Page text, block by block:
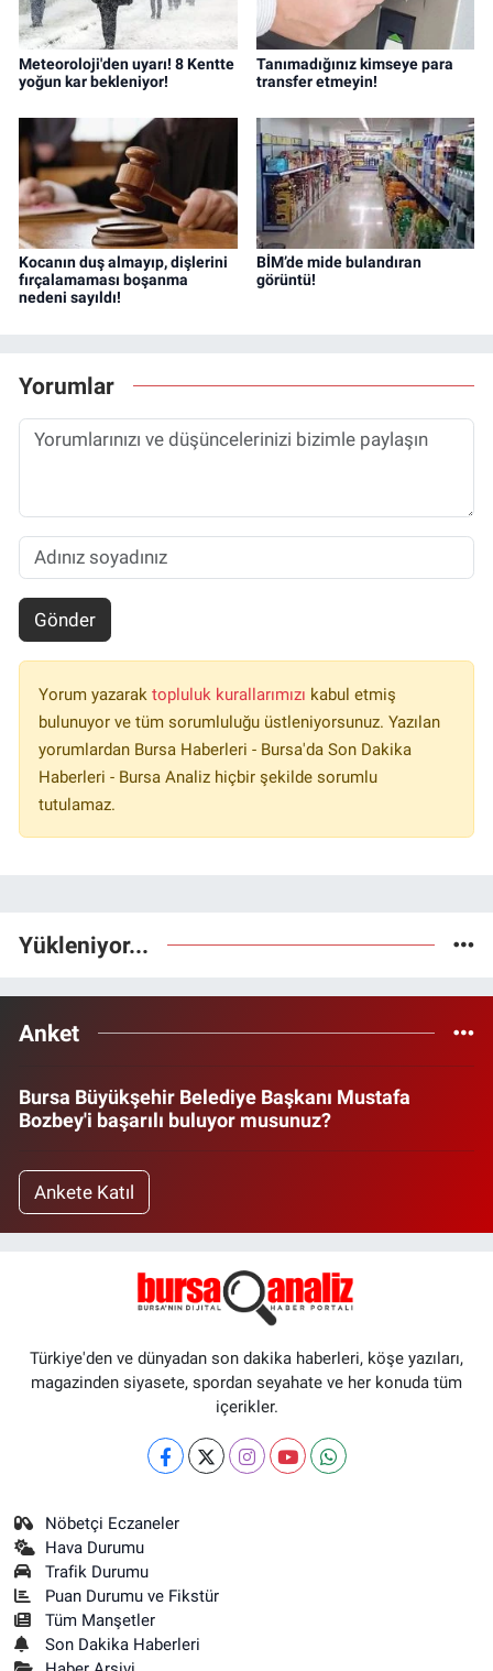
Meteoroloji'den uyarı! 8 Kentte
yoğun kar bekleniyor!
Tanımadığınız kimseye para
transfer etmeyin!
Kocanın duş almayıp, dişlerini
fırçalamaması boşanma
nedeni sayıldı!
BİM’de mide bulandıran
görüntü!
Yorumlar
Gönder
Yorum yazarak topluluk kurallarımızı kabul etmiş
bulunuyor ve tüm sorumluluğu üstleniyorsunuz. Yazılan
yorumlardan Bursa Haberleri - Bursa'da Son Dakika
Haberleri - Bursa Analiz hiçbir şekilde sorumlu
tutulamaz.
Yükleniyor...
Anket
Bursa Büyükşehir Belediye Başkanı Mustafa
Bozbey'i başarılı buluyor musunuz?
Ankete Katıl
Türkiye'den ve dünyadan son dakika haberleri, köşe yazıları,
magazinden siyasete, spordan seyahate ve her konuda tüm
içerikler.
Nöbetçi Eczaneler
Hava Durumu
Trafik Durumu
Puan Durumu ve Fikstür
Tüm Manşetler
Son Dakika Haberleri